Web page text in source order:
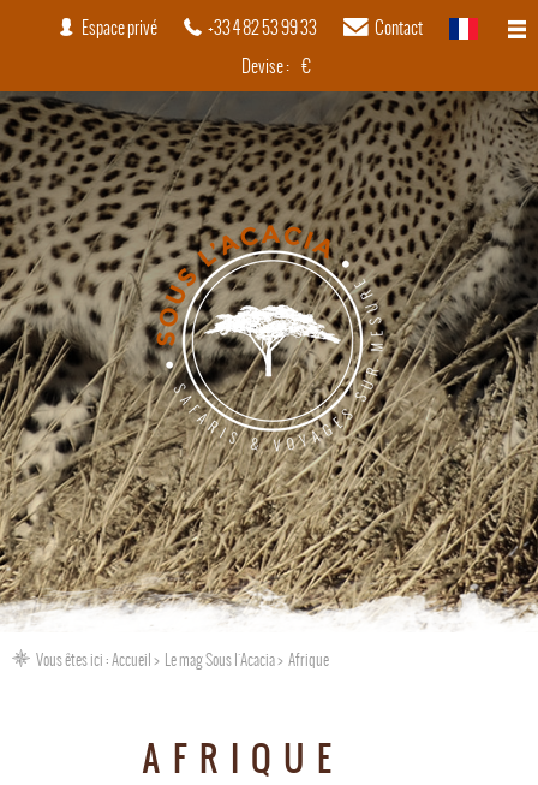
Espace privé +33 4 82 53 99 33 Contact
français
Devise : €
Vous êtes ici :Accueil Le mag Sous l'Acacia Afrique
AFRIQUE